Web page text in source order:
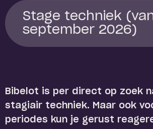
Stage techniek
september 2026)
Bibelot is per direct op zoek
stagiair techniek. Maar ook
periodes kun je gerust